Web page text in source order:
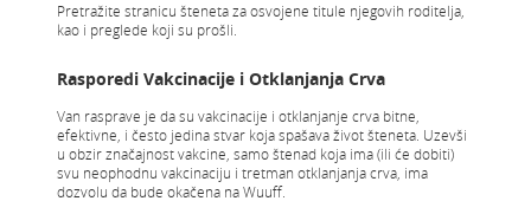
Pretražite stranicu šteneta za osvojene titule njegovih roditelja,
kao i preglede koji su prošli.
Rasporedi Vakcinacije i Otklanjanja Crva
Van rasprave je da su vakcinacije i otklanjanje crva bitne,
efektivne, i često jedina stvar koja spašava život šteneta. Uzevši
u obzir značajnost vakcine, samo štenad koja ima (ili će dobiti)
svu neophodnu vakcinaciju i tretman otklanjanja crva, ima
dozvolu da bude okačena na Wuuff.